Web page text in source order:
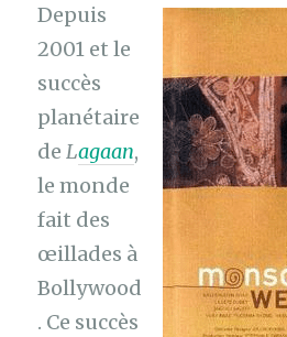
Depuis
2001 et le
succès
planétaire
de Lagaan,
le monde
fait des
œillades à
Bollywood
. Ce succès